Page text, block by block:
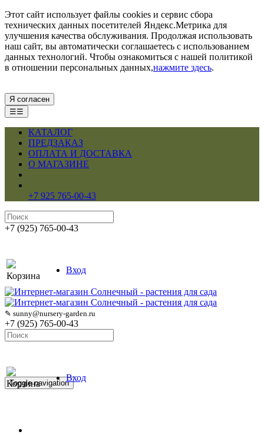
Этот сайт использует файлы cookies и сервис сбора
технических данных посетителей Яндекс.Метрика для
улучшения качества обслуживания. Продолжая использовать
наш сайт, вы автоматически соглашаетесь с использованием
данных технологий. Чтобы ознакомиться с нашей политикой
в отношении персональных данных,нажмите здесь.
Я согласен
☰☰
КАТАЛОГ
ПРЕДЗАКАЗ
ОПЛАТА И ДОСТАВКА
О МАГАЗИНЕ
+7 925 765-00-43
+7 (925) 765-00-43
Корзина
Вход
✎ sunny@nursery-garden.ru
+7 (925) 765-00-43
Корзина
Вход
Toggle navigation